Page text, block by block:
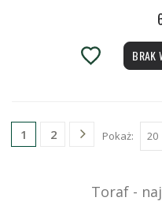
BRAK
1 2 Pokaż:
Toraf -